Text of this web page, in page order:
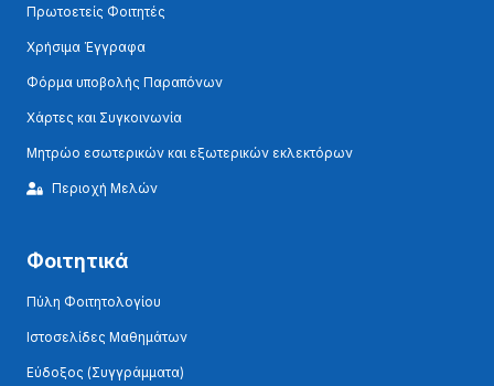
Πρωτοετείς Φοιτητές
Χρήσιμα Έγγραφα
Φόρμα υποβολής Παραπόνων
Χάρτες και Συγκοινωνία
Μητρώο εσωτερικών και εξωτερικών εκλεκτόρων
Περιοχή Μελών
Φοιτητικά
Πύλη Φοιτητολογίου
Ιστοσελίδες Μαθημάτων
Εύδοξος (Συγγράμματα)